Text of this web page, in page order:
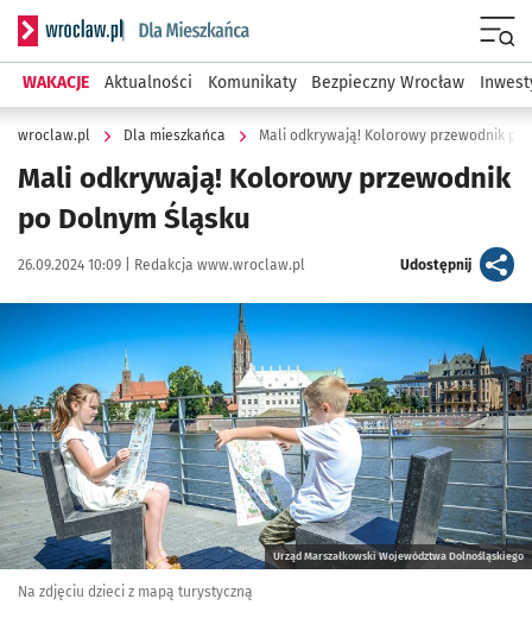
Serwis informacyjny wroclaw.pl podserwis: Dla mieszkańca
WAKACJE Aktualności Komunikaty Bezpieczny Wrocław
wroclaw.pl Dla mieszkańca Mali odkrywają! Kolorowy przewodnik po
Mali odkrywają! Kolorowy przewodnik
po Dolnym Śląsku
Data publikacji:
26.09.2024 10:09 | Autor:
Redakcja www.wroclaw.pl Udostępnijartykuł
Urząd Marszałkowski Województwa Dolnośląskiego
Na zdjęciu dzieci z mapą turystyczną